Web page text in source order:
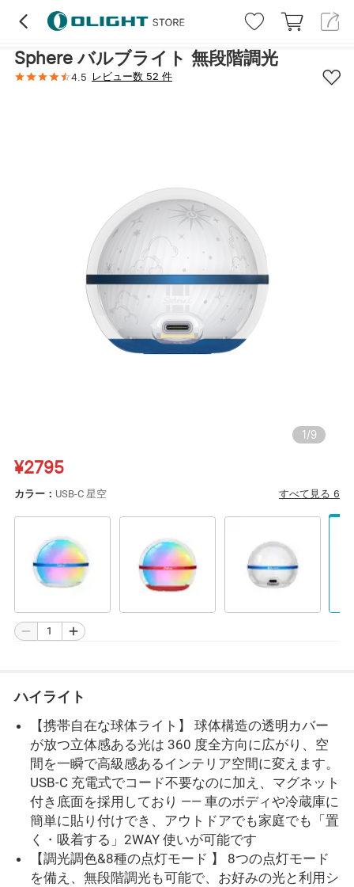
Sphere バルブライト 無段階調光
4.5 レビュー数 52 件
1/9
¥2795
カラー： USB-C 星空 すべて見る 6
ハイライト
【携帯自在な球体ライト】 球体構造の透明カバー
が放つ立体感ある光は 360 度全方向に広がり、空
間を一瞬で高級感あるインテリア空間に変えます。
USB-C 充電式でコード不要なのに加え、マグネット
付き底面を採用しており —— 車のボディや冷蔵庫に
簡単に貼り付けでき、アウトドアでも家庭でも「置
く・吸着する」2WAY 使いが可能です
【調光調色&8種の点灯モード 】 8つの点灯モード
を備え、無段階調光も可能で、お好みの光と利用シ
ハイライト レビュー (52) 詳細 仕様